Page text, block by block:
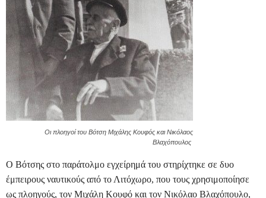
Οι πλοηγοί του Βότση Μιχάλης Κουφός και Νικόλαος
Βλαχόπουλος
Ο Βότσης στο παράτολμο εγχείρημά του στηρίχτηκε σε δυο
έμπειρους ναυτικούς από το Λιτόχωρο, που τους χρησιμοποίησε
ως πλοηγούς, τον Μιχάλη Κουφό και τον Νικόλαο Βλαχόπουλο,